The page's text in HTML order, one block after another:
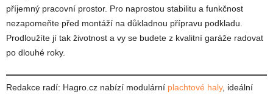
příjemný pracovní prostor. Pro naprostou stabilitu a funkčnost
nezapomeňte před montáží na důkladnou přípravu podkladu.
Prodloužíte jí tak životnost a vy se budete z kvalitní garáže radovat
po dlouhé roky.
Redakce radí: Hagro.cz nabízí modulární plachtové haly, ideální